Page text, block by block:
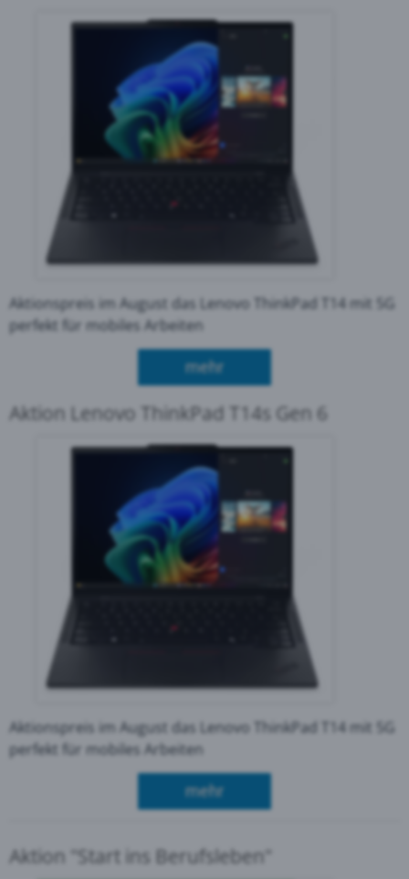
Aktionspreis im August das Lenovo ThinkPad T14 mit 5G
perfekt für mobiles Arbeiten
mehrüber Aktion Lenovo
Aktion Lenovo ThinkPad T14s Gen 6
Aktionspreis im August das Lenovo ThinkPad T14 mit 5G
perfekt für mobiles Arbeiten
mehrüber Aktion Lenovo
Aktion "Start ins Berufsleben"